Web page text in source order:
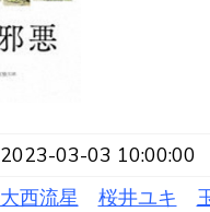
2023-03-03 10:00:00
大西流星 桜井ユキ